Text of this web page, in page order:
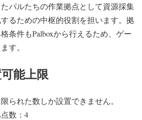
パルたちの作業拠点として資源採集
るための中枢的役割を担います。拠
条件もPalboxから行えるため、ゲー
す。
能上限
られた数しか設置できません。
数：4